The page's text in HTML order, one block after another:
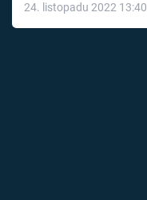
24. listopadu 2022 13:40